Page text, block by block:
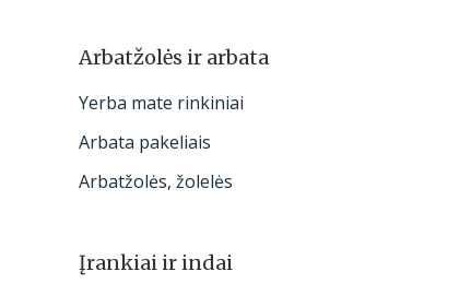
Arbatžolės ir arbata
Yerba mate rinkiniai
Arbata pakeliais
Arbatžolės, žolelės
Įrankiai ir indai